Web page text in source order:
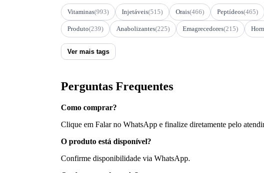
Vitaminas(993) Injetáveis(515) Orais(466) Peptídeos(465)
Produto(239) Anabolizantes(225) Emagrecedores(215)
Ver mais tags
Perguntas Frequentes
Como comprar?
Clique em Falar no WhatsApp e finalize diretamente pelo
O produto está disponível?
Confirme disponibilidade via WhatsApp.